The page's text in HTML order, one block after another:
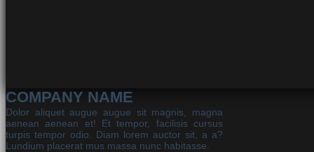
COMPANY NAME
Dolor aliquet augue augue sit magnis, magna
aenean aenean et! Et tempor, facilisis cursus
turpis tempor odio. Diam lorem auctor sit, a a?
Lundium placerat mus massa nunc habitasse.